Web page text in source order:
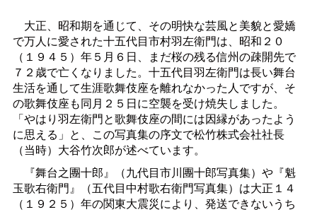
大正、昭和期を通じて、その明快な芸風と美貌と愛嬌
で万人に愛された十五代目市村羽左衛門は、昭和２０
（１９４５）年５月６日、まだ桜の残る信州の疎開先で
７２歳で亡くなりました。十五代目羽左衛門は長い舞台
生活を通して生涯歌舞伎座を離れなかった人ですが、そ
の歌舞伎座も同月２５日に空襲を受け焼失しました。
「やはり羽左衛門と歌舞伎座の間には因縁があったよう
に思える」と、この写真集の序文で松竹株式会社社長
（当時）大谷竹次郎が述べています。
『舞台之團十郎』（九代目市川團十郎写真集）や『魁
玉歌右衛門』（五代目中村歌右衛門写真集）は大正１４
（１９２５）年の関東大震災により、発送できないうち